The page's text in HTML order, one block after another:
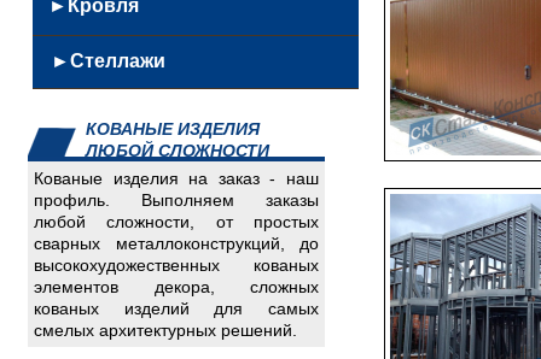
Скамейки
из
стали
Кованные
скамейки
Урны
из
нержавейки
Ворота,
Детали
для
авто
Инвалидный
инвентарь
Изделия
для
пищеблока
нержавейки
Железобетонные
Скамейки
Качели
Мангалы
инвентарь
►Кровля
Кровельные
панели
Мягкая
кровля
►Стеллажи
КОВАНЫЕ ИЗДЕЛИЯ
ЛЮБОЙ СЛОЖНОСТИ
Кованые изделия на заказ - наш
профиль. Выполняем заказы
любой сложности, от простых
сварных металлоконструкций, до
высокохудожественных кованых
элементов декора, сложных
кованых изделий для самых
смелых архитектурных решений.